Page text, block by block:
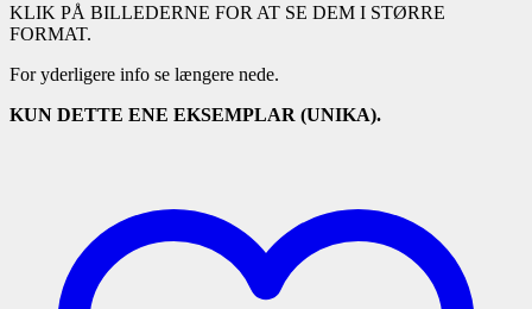
KLIK PÅ BILLEDERNE FOR AT SE DEM I STØRRE
FORMAT.
For yderligere info se længere nede.
KUN DETTE ENE EKSEMPLAR (UNIKA).